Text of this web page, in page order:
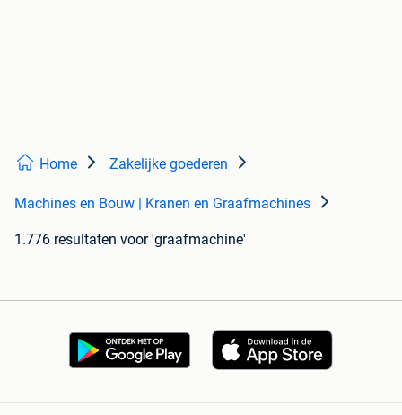
Home Zakelijke goederen
Machines en Bouw | Kranen en Graafmachines
1.776 resultaten voor 'graafmachine'